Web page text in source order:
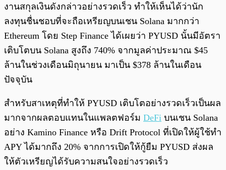
งานสกุลเงินดังกล่าวอย่างรวดเร็ว ทำให้เห็นได้ว่านัก
ลงทุนชื่นชอบที่จะถือเหรียญบนเชน Solana มากกว่า
Ethereum โดย Step Finance ได้เผยว่า PYUSD นั้นมีอัตรา
เติบโตบน Solana สูงถึง 740% จากมูลค่าประมาณ $45
ล้านในช่วงเดือนมิถุนายน มาเป็น $378 ล้านในเดือน
ปัจจุบัน
สำหรับสาเหตุที่ทำให้ PYUSD เติบโตอย่างรวดเร็วเป็นผล
มากจากผลตอบแทนในแพลตฟอร์ม DeFi บนเชน Solana
อย่าง Kamino Finance หรือ Drift Protocol ที่เปิดให้ผู้ใช้ทำ
APY ได้มากถึง 20% จากการเปิดให้กู้ยืม PYUSD ส่งผล
ให้ตัวเหรียญได้รับความสนใจอย่างรวดเร็ว